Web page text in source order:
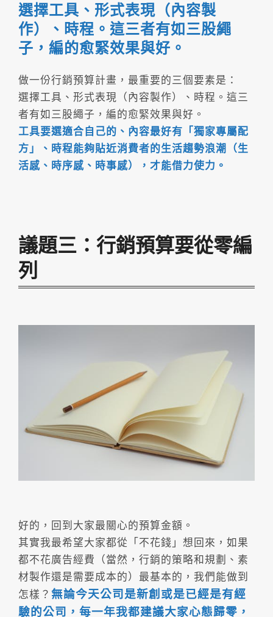
選擇工具、形式表現（內容製
作）、時程。這三者有如三股繩
子，編的愈緊效果與好。
做一份行銷預算計畫，最重要的三個要素是：
選擇工具、形式表現（內容製作）、時程。這三
者有如三股繩子，編的愈緊效果與好。
工具要選適合自己的、內容最好有「獨家專屬配
方」、時程能夠貼近消費者的生活趨勢浪潮（生
活感、時序感、時事感），才能借力使力。
議題三：行銷預算要從零編
列
好的，回到大家最關心的預算金額。
其實我最希望大家都從「不花錢」想回來，如果
都不花廣告經費（當然，行銷的策略和規劃、素
材製作還是需要成本的）最基本的，我們能做到
怎樣？ 無論今天公司是新創或是已經是有經
驗的公司，每一年我都建議大家心態歸零，